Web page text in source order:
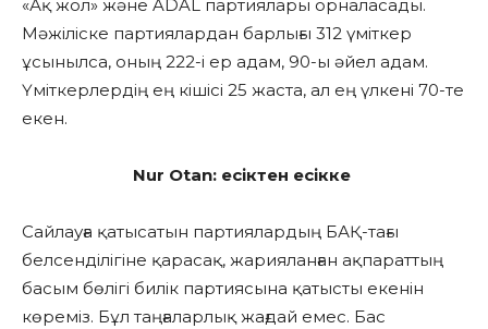
«Ақ жол» және ADAL партиялары орналасады.
Мәжіліске партиялардан барлығы 312 үміткер
ұсынылса, оның 222-і ер адам, 90-ы әйел адам.
Үміткерлердің ең кішісі 25 жаста, ал ең үлкені 70-те
екен.
Nur Otan: есіктен есікке
Сайлауға қатысатын партиялардың БАҚ-тағы
белсенділігіне қарасақ, жарияланған ақпараттың
басым бөлігі билік партиясына қатысты екенін
көреміз. Бұл таңғаларлық жағдай емес. Бас